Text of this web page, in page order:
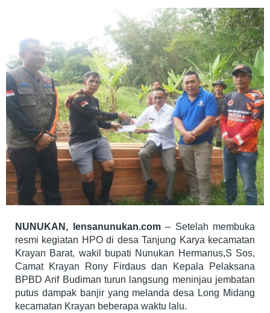
Midang
Kecamatan
Krayan
NUNUKAN, lensanunukan.com– Setelah membuka
resmi kegiatan HPO di desa Tanjung Karya kecamatan
Krayan Barat, wakil bupati Nunukan Hermanus,S Sos,
Camat Krayan Rony Firdaus dan Kepala Pelaksana
BPBD Arif Budiman turun langsung meninjau jembatan
putus dampak banjir yang melanda desa Long Midang
kecamatan Krayan beberapa waktu lalu.